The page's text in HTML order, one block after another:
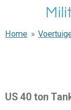
naar
Home »
US 40 ton